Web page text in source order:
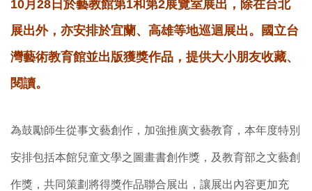
10月28日於藝教館第1和第2展覽室展出，除在台北
展出外，亦安排於宜蘭、高雄等地巡迴展出。國立台
灣藝術教育館並出版獲獎作品，提供大小朋友收藏、
閱讀。
為鼓勵師生從事文藝創作，加強推廣文藝教育，本年度特別
安排包括本館兒童文學之圖畫書創作獎，及教育部之文藝創
作獎，共同策劃將得獎作品聯合展出，讓展出內容更加充